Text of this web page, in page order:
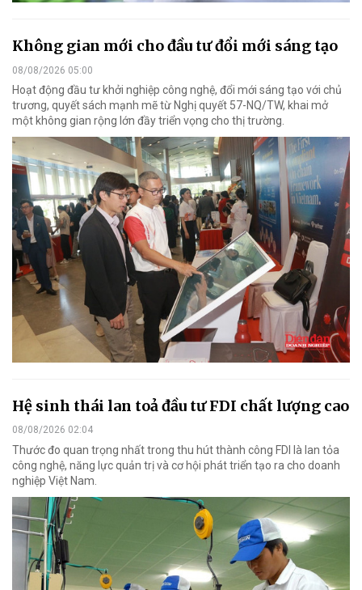
Không gian mới cho đầu tư đổi mới sáng tạo
08/08/2026 05:00
Hoạt động đầu tư khởi nghiệp công nghệ, đổi mới sáng tạo với chủ
trương, quyết sách mạnh mẽ từ Nghị quyết 57-NQ/TW, khai mở
một không gian rộng lớn đầy triển vọng cho thị trường.
Hệ sinh thái lan toả đầu tư FDI chất lượng cao
08/08/2026 02:04
Thước đo quan trọng nhất trong thu hút thành công FDI là lan tỏa
công nghệ, năng lực quản trị và cơ hội phát triển tạo ra cho doanh
nghiệp Việt Nam.